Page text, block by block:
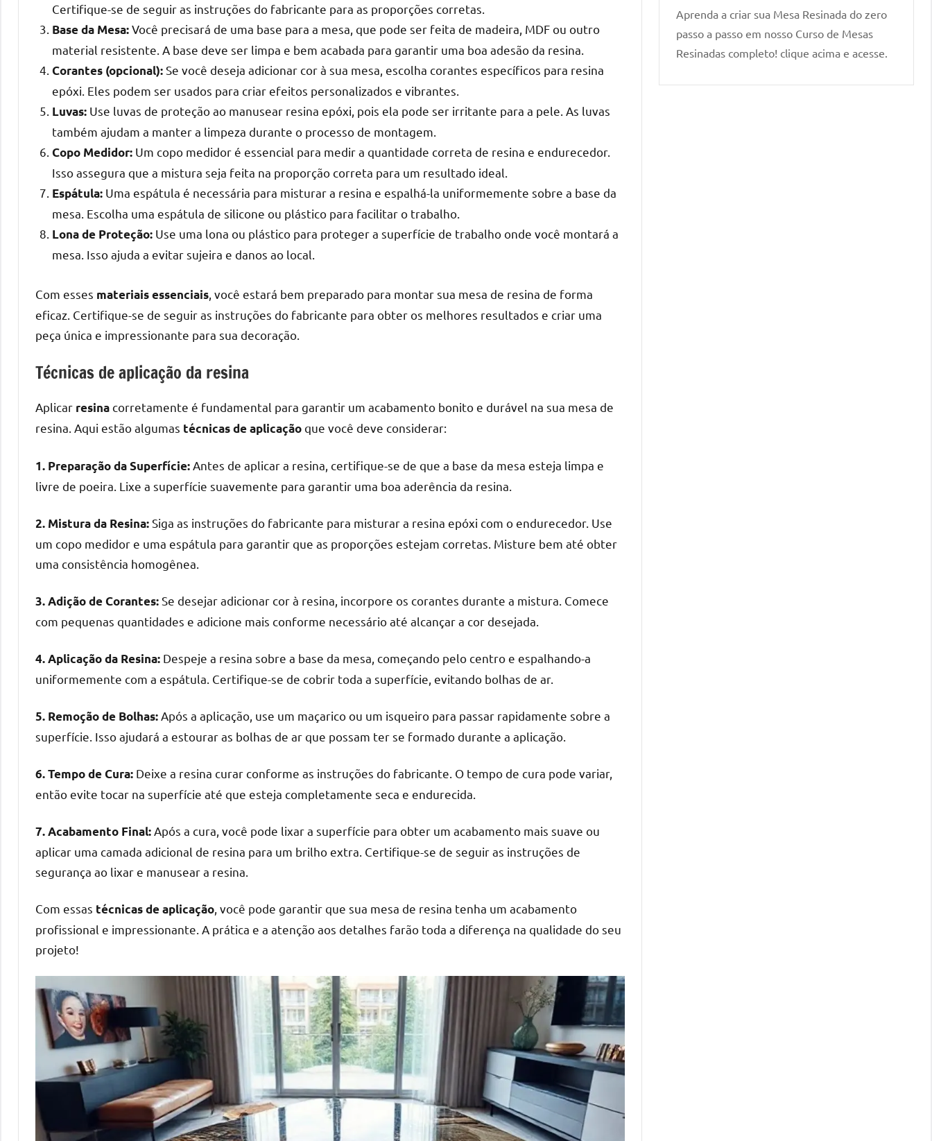
ambiente
com
peças
únicas.
é
focado
em
apresentar
as
melhores
práticas
tendências
criar
mesa
de
qualidade,
como
populares
Tables
de
Certifique-se de seguir as instruções do fabricante para as proporções corretas.
Base da Mesa:Você precisará de uma base para a mesa, que pode ser feita de madeira, MDF ou outro
material resistente. A base deve ser limpa e bem acabada para garantir uma boa adesão da resina.
Corantes (opcional):Se você deseja adicionar cor à sua mesa, escolha corantes específicos para resina
epóxi. Eles podem ser usados para criar efeitos personalizados e vibrantes.
Luvas: Use luvas de proteção ao manusear resina epóxi, pois ela pode ser irritante para a pele. As luvas
também ajudam a manter a limpeza durante o processo de montagem.
Copo Medidor: Um copo medidor é essencial para medir a quantidade correta de resina e endurecedor.
Isso assegura que a mistura seja feita na proporção correta para um resultado ideal.
Espátula: Uma espátula é necessária para misturar a resina e espalhá-la uniformemente sobre a base da
mesa. Escolha uma espátula de silicone ou plástico para facilitar o trabalho.
Lona de Proteção: Use uma lona ou plástico para proteger a superfície de trabalho onde você montará a
mesa. Isso ajuda a evitar sujeira e danos ao local.
Com esses materiais essenciais, você estará bem preparado para montar sua mesa de resina de forma
eficaz. Certifique-se de seguir as instruções do fabricante para obter os melhores resultados e criar uma
peça única e impressionante para sua decoração.
Técnicas de aplicação da resina
Aplicar resinacorretamente é fundamental para garantir um acabamento bonito e durável na sua mesa de
resina. Aqui estão algumas técnicas de aplicaçãoque você deve considerar:
1. Preparação da Superfície:Antes de aplicar a resina, certifique-se de que a base da mesa esteja limpa e
livre de poeira. Lixe a superfície suavemente para garantir uma boa aderência da resina.
2. Mistura da Resina:Siga as instruções do fabricante para misturar a resina epóxi com o endurecedor. Use
um copo medidor e uma espátula para garantir que as proporções estejam corretas. Misture bem até obter
uma consistência homogênea.
3. Adição de Corantes:Se desejar adicionar cor à resina, incorpore os corantes durante a mistura. Comece
com pequenas quantidades e adicione mais conforme necessário até alcançar a cor desejada.
4. Aplicação da Resina: Despeje a resina sobre a base da mesa, começando pelo centro e espalhando-a
uniformemente com a espátula. Certifique-se de cobrir toda a superfície, evitando bolhas de ar.
5. Remoção de Bolhas:Após a aplicação, use um maçarico ou um isqueiro para passar rapidamente sobre a
superfície. Isso ajudará a estourar as bolhas de ar que possam ter se formado durante a aplicação.
6. Tempo de Cura: Deixe a resina curar conforme as instruções do fabricante. O tempo de cura pode variar,
então evite tocar na superfície até que esteja completamente seca e endurecida.
7. Acabamento Final:Após a cura, você pode lixar a superfície para obter um acabamento mais suave ou
aplicar uma camada adicional de resina para um brilho extra. Certifique-se de seguir as instruções de
segurança ao lixar e manusear a resina.
Com essas técnicas de aplicação, você pode garantir que sua mesa de resina tenha um acabamento
profissional e impressionante. A prática e a atenção aos detalhes farão toda a diferença na qualidade do seu
projeto!
Aprenda a criar sua Mesa Resinada do zero
passo a passo em nosso Curso de Mesas
Resinadas completo! clique acima e acesse.